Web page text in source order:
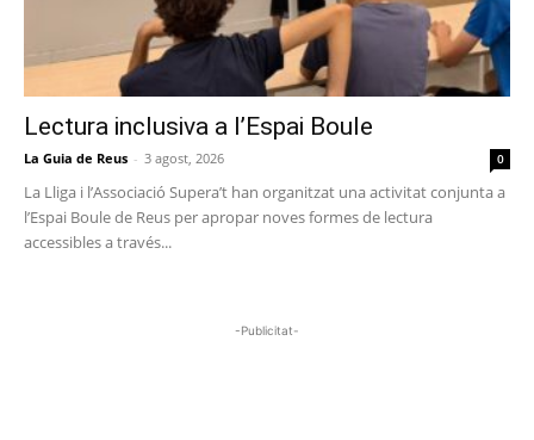
Lectura inclusiva a l’Espai Boule
La Guia de Reus - 3 agost, 2026 0
La Lliga i l’Associació Supera’t han organitzat una activitat conjunta a
l’Espai Boule de Reus per apropar noves formes de lectura
accessibles a través...
-Publicitat-